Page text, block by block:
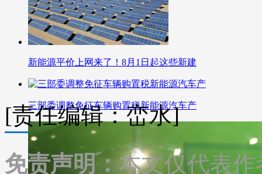
新能源平价上网来了！8月1日起这些新建
三部委调整免征车辆购置税新能源汽车产
[责任编辑：峦水]
免责声明：本文仅代表